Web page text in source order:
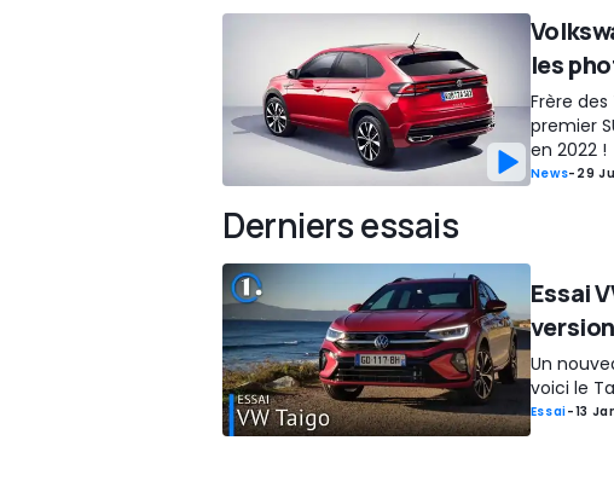
les
Frère
premier
en 2022 !
News- 29
Derniers essais
Essai
Un
voici le
Essai-13